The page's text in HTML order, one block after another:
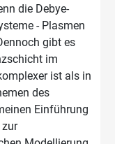
die Debye-
- Plasmen
gibt es
im
ist als in
des
Einführung